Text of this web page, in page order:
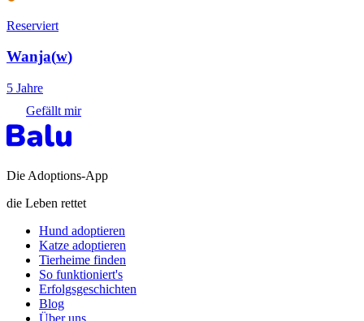
Reserviert
Wanja(w)
5 Jahre
Gefällt mir
Die Adoptions-App
die Leben rettet
Hund adoptieren
Katze adoptieren
Tierheime finden
So funktioniert's
Erfolgsgeschichten
Blog
Über uns